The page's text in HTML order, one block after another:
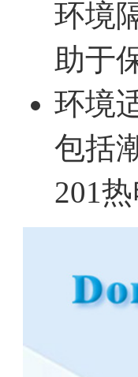
环境
助于
环境
包括
201